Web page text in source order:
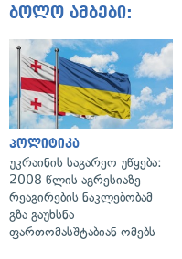
ბოლო ამბები:
პოლიტიკა
უკრაინის საგარეო უწყება:
2008 წლის აგრესიაზე
რეაგირების ნაკლებობამ
გზა გაუხსნა
ფართომასშტაბიან ომებს